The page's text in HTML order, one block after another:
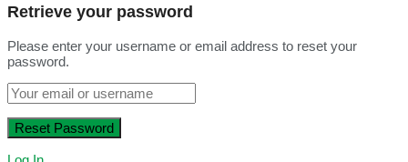
Retrieve your password
Please enter your username or email address to reset your
password.